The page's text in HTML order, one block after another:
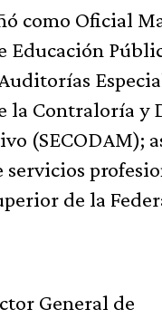
como Oficial
Educación
la Contraloría y
(SECODAM);
servicios
de la
General de